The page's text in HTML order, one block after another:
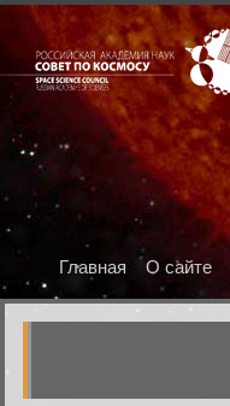
Главная О сайте